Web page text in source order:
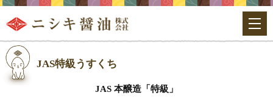
JAS特級うすくち
JAS 本醸造「特級」